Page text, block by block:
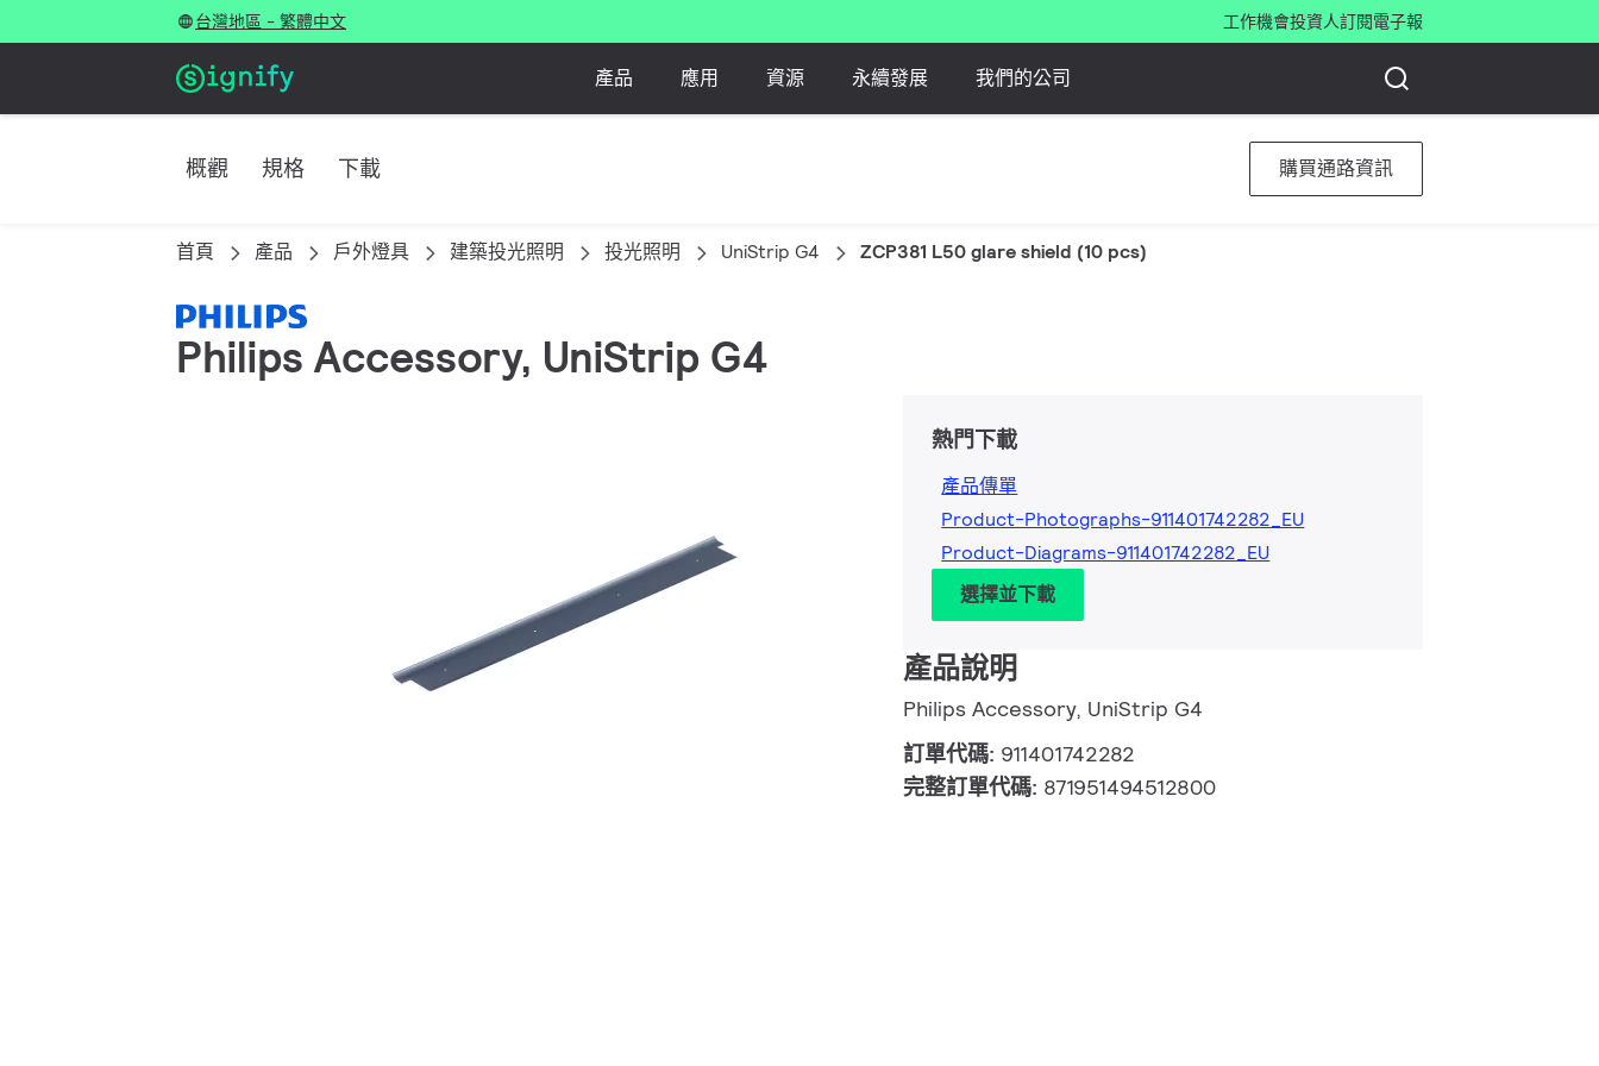
台灣地區 - 繁體中文 工作機會投資人訂閱電子報
產品 應用 資源 永續發展 我們的公司
概觀 規格 下載 購買通路資訊
首頁 產品 戶外燈具 建築投光照明 投光照明 UniStrip G4 ZCP381 L50 glare shield (10 pcs)
Philips Accessory, UniStrip G4
熱門下載
產品傳單
Product-Photographs-911401742282_EU
Product-Diagrams-911401742282_EU
選擇並下載
產品說明
Philips Accessory, UniStrip G4
訂單代碼: 911401742282
完整訂單代碼: 871951494512800